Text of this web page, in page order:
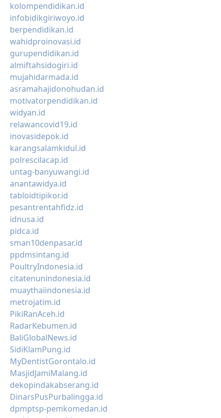
kolompendidikan.id
infobidikgiriwoyo.id
berpendidikan.id
wahidproinovasi.id
gurupendidikan.id
almiftahsidogiri.id
mujahidarmada.id
asramahajidonohudan.id
motivatorpendidikan.id
widyan.id
relawancovid19.id
inovasidepok.id
karangsalamkidul.id
polrescilacap.id
untag-banyuwangi.id
anantawidya.id
tabloidtipikor.id
pesantrentahfidz.id
idnusa.id
pidca.id
sman10denpasar.id
ppdmsintang.id
PoultryIndonesia.id
citatenunindonesia.id
muaythaiindonesia.id
metrojatim.id
PikiRanAceh.id
RadarKebumen.id
BaliGlobalNews.id
SidiKlamPung.id
MyDentistGorontalo.id
MasjidJamiMalang.id
dekopindakabserang.id
DinarsPusPurbalingga.id
dpmptsp-pemkomedan.id